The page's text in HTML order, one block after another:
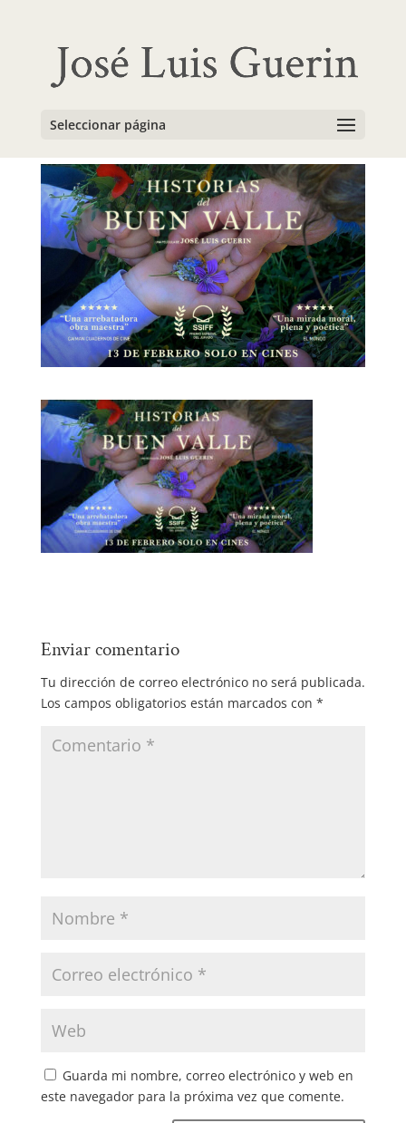
Seleccionar página
BANNER_FECHA_DE_E
STRENO
poradmin| Feb 3, 2026
Enviar comentario
Tu dirección de correo electrónico no será publicada.
Los campos obligatorios están marcados con *
Guarda mi nombre, correo electrónico y web en
este navegador para la próxima vez que comente.